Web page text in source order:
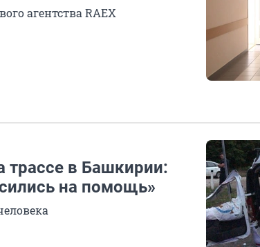
агентства RAEX
трассе в Башкирии:
на помощь»